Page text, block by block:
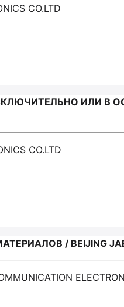
CO.LTD
ИЛИ В
CO.LTD
/ BEIJING